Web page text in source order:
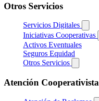
Otros Servicios
Servicios Digitales
Iniciativas Cooperativas
Activos Eventuales
Seguros Equidad
Otros Servicios
Atención Cooperativista